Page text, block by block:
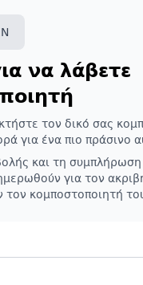
να λάβετε
τον δικό σας
για ένα πιο πράσινο
και τη
για τον
τον κομποστοποιητή